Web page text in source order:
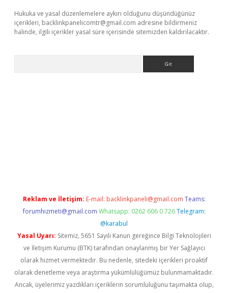
Hukuka ve yasal düzenlemelere aykırı olduğunu düşündüğünüz
içerikleri, backlinkpanelicomtr@gmail.com adresine bildirmeniz
halinde, ilgili içerikler yasal süre içerisinde sitemizden kaldırılacaktır.
Reklam ve İletişim: E-mail: backlinkpaneli@gmail.com Teams:
forumhizmeti@gmail.com Whatsapp: 0262 606 0 726 Telegram:
@karabul
Yasal Uyarı: Sitemiz, 5651 Sayılı Kanun gereğince Bilgi Teknolojileri
ve İletişim Kurumu (BTK) tarafından onaylanmış bir Yer Sağlayıcı
olarak hizmet vermektedir. Bu nedenle, sitedeki içerikleri proaktif
olarak denetleme veya araştırma yükümlülüğümüz bulunmamaktadır.
Ancak, üyelerimiz yazdıkları içeriklerin sorumluluğunu taşımakta olup,